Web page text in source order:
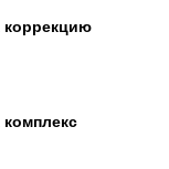
коррекцию
комплекс